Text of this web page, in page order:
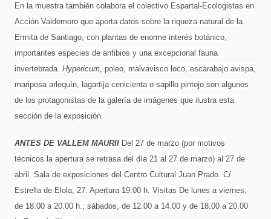
En la muestra también colabora el colectivo Espartal-Ecologistas en
Acción Valdemoro que aporta datos sobre la riqueza natural de la
Ermita de Santiago, con plantas de enorme interés botánico,
importantes especies de anfibios y una excepcional fauna
invertebrada. Hypericum , poleo, malvavisco loco, escarabajo avispa,
mariposa arlequín, lagartija cenicienta o sapillo pintojo son algunos
de los protagonistas de la galería de imágenes que ilustra esta
sección de la exposición.
ANTES DE VALLEM MAURII Del 27 de marzo (por motivos
técnicos la apertura se retrasa del día 21 al 27 de marzo) al 27 de
abril. Sala de exposiciones del Centro Cultural Juan Prado. C/
Estrella de Elola, 27. Apertura 19.00 h. Visitas De lunes a viernes,
de 18.00 a 20.00 h.; sábados, de 12.00 a 14.00 y de 18.00 a 20.00